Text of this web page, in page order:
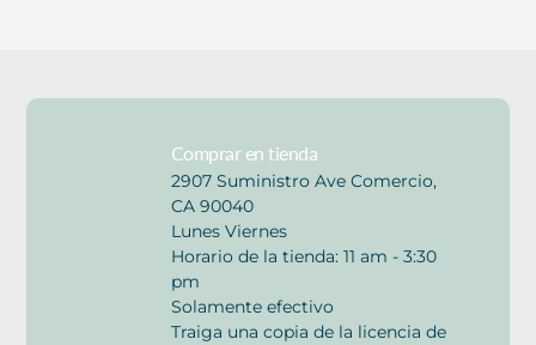
Comprar en tienda
2907 Suministro Ave Comercio,
CA 90040
Lunes Viernes
Horario de la tienda: 11 am - 3:30
pm
Solamente efectivo
Traiga una copia de la licencia de